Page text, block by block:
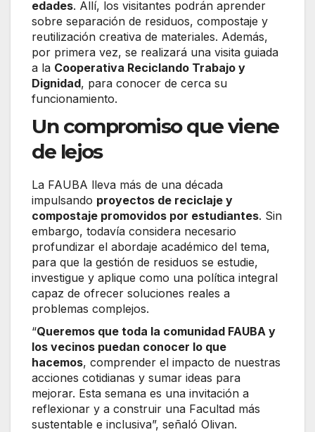
edades. Allí, los visitantes podrán aprender
sobre separación de residuos, compostaje y
reutilización creativa de materiales. Además,
por primera vez, se realizará una visita guiada
a la Cooperativa Reciclando Trabajo y
Dignidad, para conocer de cerca su
funcionamiento.
Un compromiso que viene
de lejos
La FAUBA lleva más de una década
impulsando proyectos de reciclaje y
compostaje promovidos por estudiantes. Sin
embargo, todavía considera necesario
profundizar el abordaje académico del tema,
para que la gestión de residuos se estudie,
investigue y aplique como una política integral
capaz de ofrecer soluciones reales a
problemas complejos.
“Queremos que toda la comunidad FAUBA y
los vecinos puedan conocer lo que
hacemos, comprender el impacto de nuestras
acciones cotidianas y sumar ideas para
mejorar. Esta semana es una invitación a
reflexionar y a construir una Facultad más
sustentable e inclusiva”, señaló Olivan.